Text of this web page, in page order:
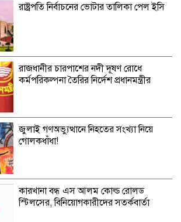
রাষ্ট্রপতি নির্বাচনের ভোটার তালিকা পেল ইসি
রাজধানীর চারপাশের নদী দূষণ রোধে
কর্মপরিকল্পনা তৈরির নির্দেশ প্রধানমন্ত্রীর
জুলাই গণঅভ্যুত্থানে নিহতের সংখ্যা নিয়ে
গোলকধাঁধা!
কারখানা বন্ধ এস আলম কোল্ড রোলড
স্টিলসের, বিনিয়োগকারীদের সতর্কবার্তা